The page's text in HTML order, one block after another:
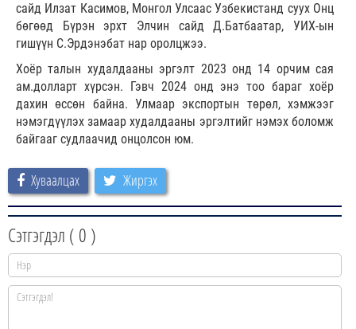
сайд Илзат Касимов, Монгол Улсаас Узбекистанд суух Онц
бөгөөд Бүрэн эрхт Элчин сайд Д.Батбаатар, УИХ-ын
гишүүн С.Эрдэнэбат нар оролцжээ.
Хоёр талын худалдааны эргэлт 2023 онд 14 орчим сая
ам.долларт хүрсэн. Гэвч 2024 онд энэ тоо бараг хоёр
дахин өссөн байна. Улмаар экспортын төрөл, хэмжээг
нэмэгдүүлэх замаар худалдааны эргэлтийг нэмэх боломж
байгааг судлаачид онцолсон юм.
Хуваалцах Жиргэх
Сэтгэгдэл ( 0 )